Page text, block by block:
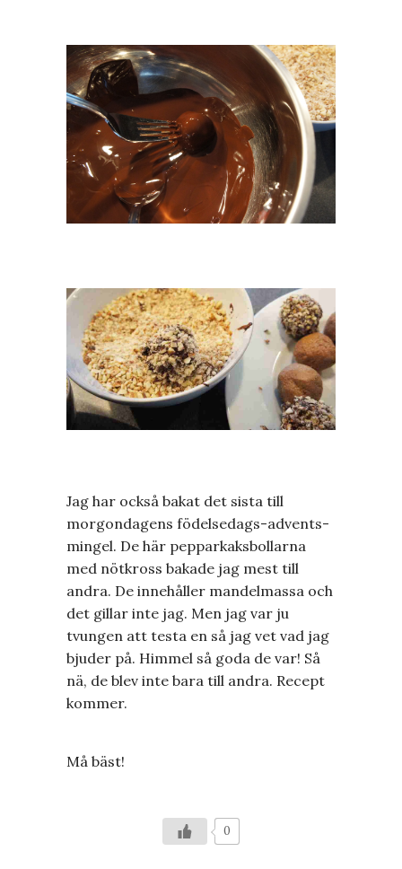
Jag har också bakat det sista till
morgondagens födelsedags-advents-
mingel. De här pepparkaksbollarna
med nötkross bakade jag mest till
andra. De innehåller mandelmassa och
det gillar inte jag. Men jag var ju
tvungen att testa en så jag vet vad jag
bjuder på. Himmel så goda de var! Så
nä, de blev inte bara till andra. Recept
kommer.
Må bäst!
0